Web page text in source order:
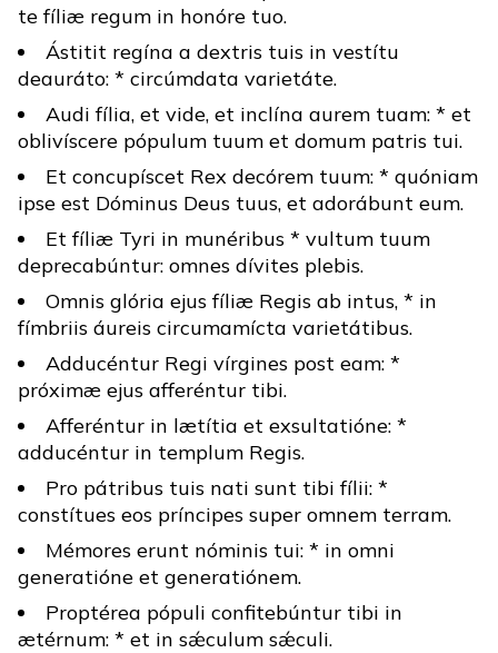
te fíliæ regum in honóre tuo.
Ástitit regína a dextris tuis in vestítu
deauráto: * circúmdata varietáte.
Audi fília, et vide, et inclína aurem tuam: * et
oblivíscere pópulum tuum et domum patris tui.
Et concupíscet Rex decórem tuum: * quóniam
ipse est Dóminus Deus tuus, et adorábunt eum.
Et fíliæ Tyri in munéribus * vultum tuum
deprecabúntur: omnes dívites plebis.
Omnis glória ejus fíliæ Regis ab intus, * in
fímbriis áureis circumamícta varietátibus.
Adducéntur Regi vírgines post eam: *
próximæ ejus afferéntur tibi.
Afferéntur in lætítia et exsultatióne: *
adducéntur in templum Regis.
Pro pátribus tuis nati sunt tibi fílii: *
constítues eos príncipes super omnem terram.
Mémores erunt nóminis tui: * in omni
generatióne et generatiónem.
Proptérea pópuli confitebúntur tibi in
ætérnum: * et in sǽculum sǽculi.